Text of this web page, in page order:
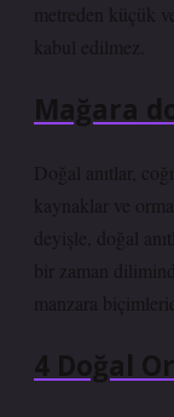
metreden küçük
kabul edilmez.
Mağara
Doğal anıtlar,
kaynaklar ve
deyişle, doğal
bir zaman
manzara
4 Doğal